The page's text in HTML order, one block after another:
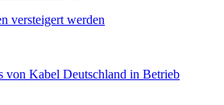
versteigert werden
Kabel Deutschland in Betrieb